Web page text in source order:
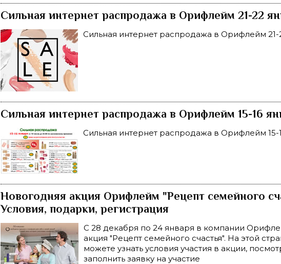
Сильная интернет распродажа в Орифлейм 21-22
Сильная интернет распродажа в Орифлейм 21-
Сильная интернет распродажа в Орифлейм 15-16
Сильная интернет распродажа в Орифлейм 15-
Новогодняя акция Орифлейм "Рецепт семейного
Условия, подарки, регистрация
С 28 декабря по 24 января в компании
акция "Рецепт семейного счастья". На этой
можете узнать условия участия в акции,
заполнить заявку на участие